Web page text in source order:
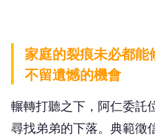
家庭的裂痕未必都
不留遺憾的機會
輾轉打聽之下，阿仁委託
尋找弟弟的下落。典範徵